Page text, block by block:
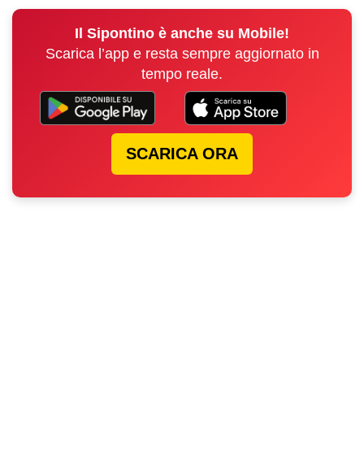
Il Sipontino è anche su Mobile!
Scarica l’app e resta sempre aggiornato in
tempo reale.
SCARICA ORA